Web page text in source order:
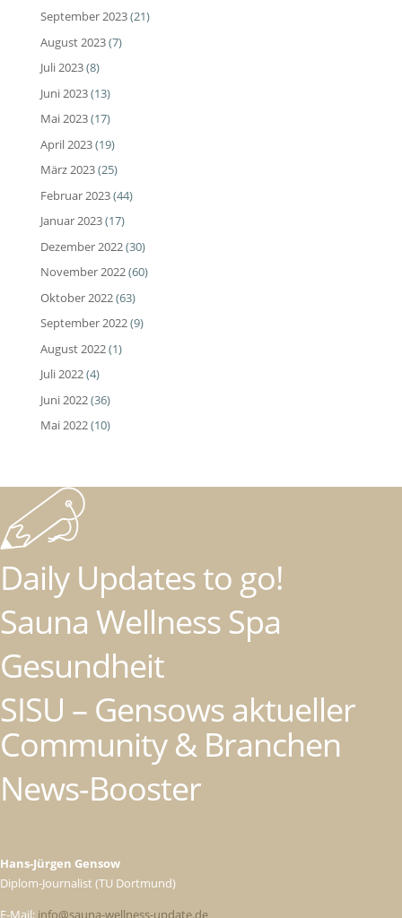
September 2023(21)
August 2023(7)
Juli 2023(8)
Juni 2023(13)
Mai 2023(17)
April 2023(19)
März 2023(25)
Februar 2023(44)
Januar 2023(17)
Dezember 2022(30)
November 2022(60)
Oktober 2022(63)
September 2022(9)
August 2022(1)
Juli 2022(4)
Juni 2022(36)
Mai 2022(10)
Daily Updates to go!
Sauna Wellness Spa
Gesundheit
SISU – Gensows aktueller
Community & Branchen
News-Booster
Hans-Jürgen Gensow
Diplom-Journalist (TU Dortmund)
E-Mail: info@sauna-wellness-update.de